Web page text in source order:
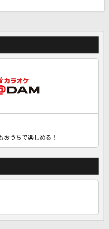
おうちで楽しめる！